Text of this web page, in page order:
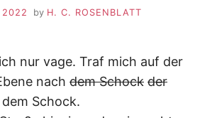
by H. C. ROSENBLATT
nur vage. Traf mich auf der
nach dem Schock der
dem Schock.